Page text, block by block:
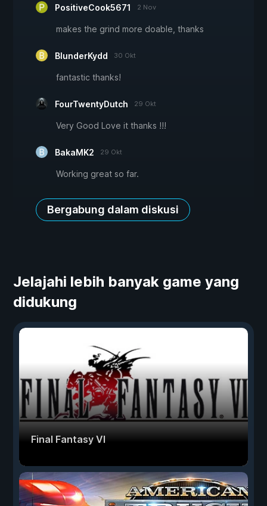
PositiveCook5671 2 Nov
makes the grind more doable, thanks
BlunderKydd 30 Okt
fantastic thanks!
FourTwentyDutch 29 Okt
Very Good Love it thanks !!!
BakaMK2 29 Okt
Working great so far.
Bergabung dalam diskusi
Jelajahi lebih banyak game yang
didukung
Final Fantasy VI